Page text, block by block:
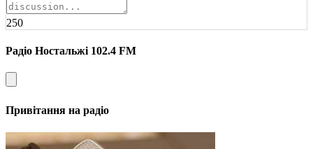
250
Радіо Ностальжі 102.4 FM
Привітання на радіо